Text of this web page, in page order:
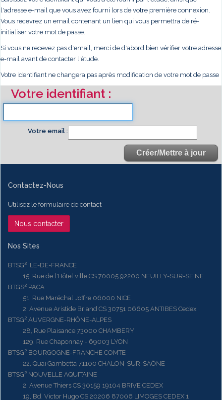
l'adresse e-mail que vous avez fourni lors de votre première connexion.
Vous recevrez un email contenant un lien qui vous permettra de ré-
initialiser votre mot de passe.
Si vous ne recevez pas d'email, merci de d'abord bien vérifier votre adresse
e-mail avant de contacter l'étude.
Votre identifiant ne changera pas après modification de votre mot de passe
Votre identifiant
Votre email
Contactez-Nous
Utilisez le formulaire de contact
Nous contacter
Nos Sites
BTSG² ILE-DE-FRANCE
15, Rue de l'Hôtel ville CS 70005 92200 NEUILLY-SUR-SEINE
BTGS² PACA
51, Rue Maréchal Joffre 06000 NICE
2, Avenue Aristide Briand CS 30751 06605 ANTIBES Cedex
BTSG² AUVERGNE-RHÔNE-ALPES
28, Rue Plaisance 73000 CHAMBERY
129, Rue Chaponnay - 69003 LYON
BTSG² BOURGOGNE-FRANCHE COMTE
22, Quai Gambetta 71100 CHALON-SUR-SAÔNE
BTSG² NOUVELLE AQUITAINE
2, Avenue Thiers CS 30159 19104 BRIVE CEDEX
19, Bd. Victor Hugo CS 20206 87006 LIMOGES CEDEX 1